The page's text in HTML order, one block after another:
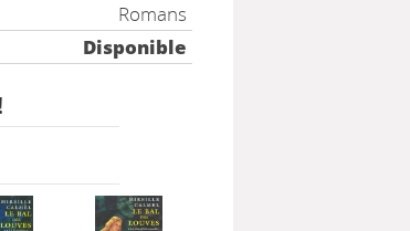
Romans
Disponible